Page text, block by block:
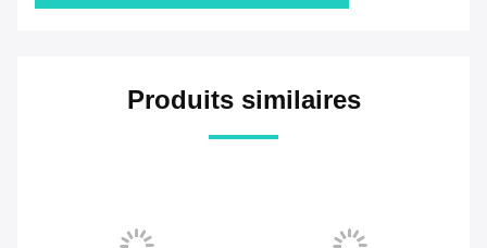
Produits similaires